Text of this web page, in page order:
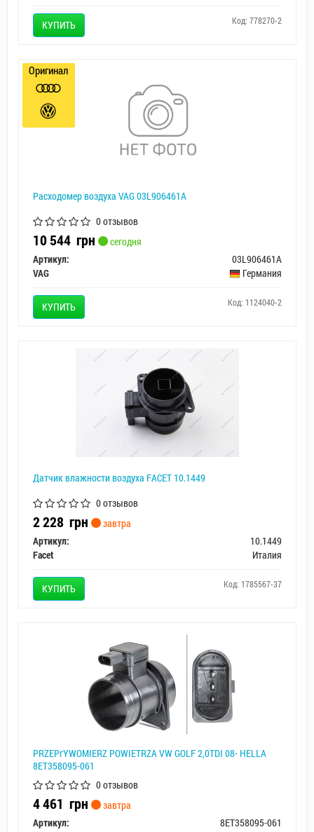
КУПИТЬ Код: 778270-2
Расходомер воздуха VAG 03L906461A
0 отзывов
10 544 грн
сегодня
Артикул:
03L906461A
VAG
Германия
КУПИТЬ Код: 1124040-2
Оригинал
Датчик влажности воздуха FACET 10.1449
0 отзывов
2 228 грн
завтра
Артикул:
10.1449
Facet
Италия
КУПИТЬ Код: 1785567-37
PRZEPгYWOMIERZ POWIETRZA VW GOLF 2,0TDI 08- HELLA
8ET358095-061
0 отзывов
4 461 грн
завтра
Артикул:
8ET358095-061